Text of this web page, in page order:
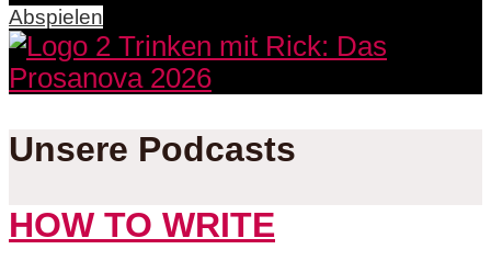
Abspielen
Unsere Podcasts
HOW TO WRITE